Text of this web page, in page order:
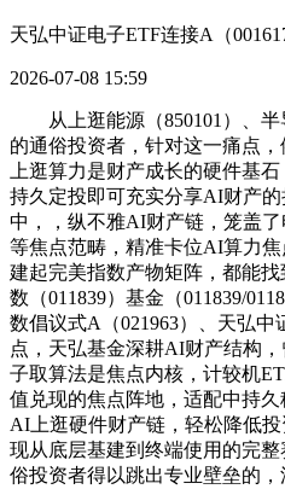
天弘中证电子ETF连接A（
2026-07-08 15:59
从上逛能源（850101）、半
的通俗投资者，针对这一痛点
上逛算力是财产成长的硬件基
持久定投即可充实分享AI财产
中，，纵不雅AI财产链，笼盖
等焦点范畴，精准卡位AI算力
建起完美指数产物矩阵，都能
数（011839）基金（011839/
数倡议式A（021963）、天弘
点，天弘基金深耕AI财产结构
子取算法是焦点内核，计较机
值兑现的焦点阵地，适配中持
AI上逛硬件财产链，轻松降低
现从底层基建到终端使用的完整
俗投资者得以跳出专业壁垒的